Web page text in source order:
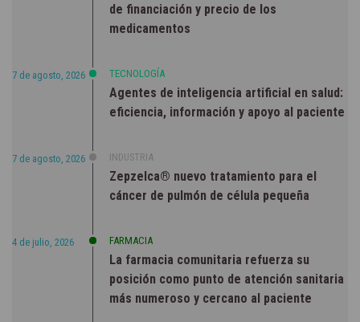
de financiación y precio de los
medicamentos
7 de agosto, 2026 TECNOLOGÍA
Agentes de inteligencia artificial en salud:
eficiencia, información y apoyo al paciente
7 de agosto, 2026 INDUSTRIA
Zepzelca® nuevo tratamiento para el
cáncer de pulmón de célula pequeña
4 de julio, 2026 FARMACIA
La farmacia comunitaria refuerza su
posición como punto de atención sanitaria
más numeroso y cercano al paciente